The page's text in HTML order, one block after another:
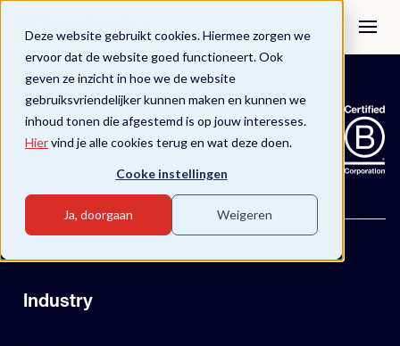
Deze website gebruikt cookies. Hiermee zorgen we
ervoor dat de website goed functioneert. Ook
geven ze inzicht in hoe we de website
gebruiksvriendelijker kunnen maken en kunnen we
inhoud tonen die afgestemd is op jouw interesses.
Hiervind je alle cookies terug en wat deze doen.
Cooke instellingen
Ja, doorgaan Weigeren
Industry